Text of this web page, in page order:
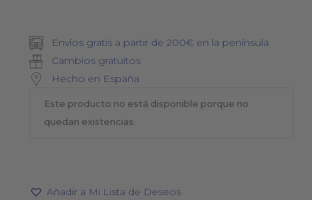
Envíos gratis a partir de 200€ en la península
Cambios gratuitos
Hecho en España
Este producto no está disponible porque no
quedan existencias.
Añadir a Mi Lista de Deseos